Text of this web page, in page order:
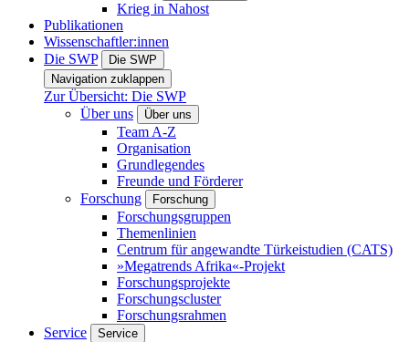
Krieg in Nahost
Publikationen
Wissenschaftler:innen
Die SWP
Die SWP
Navigation zuklappen
Zur Übersicht: Die SWP
Über uns
Über uns
Team A-Z
Organisation
Grundlegendes
Freunde und Förderer
Forschung
Forschung
Forschungsgruppen
Themenlinien
Centrum für angewandte Türkeistudien (CATS)
»Megatrends Afrika«-Projekt
Forschungsprojekte
Forschungscluster
Forschungsrahmen
Service
Service